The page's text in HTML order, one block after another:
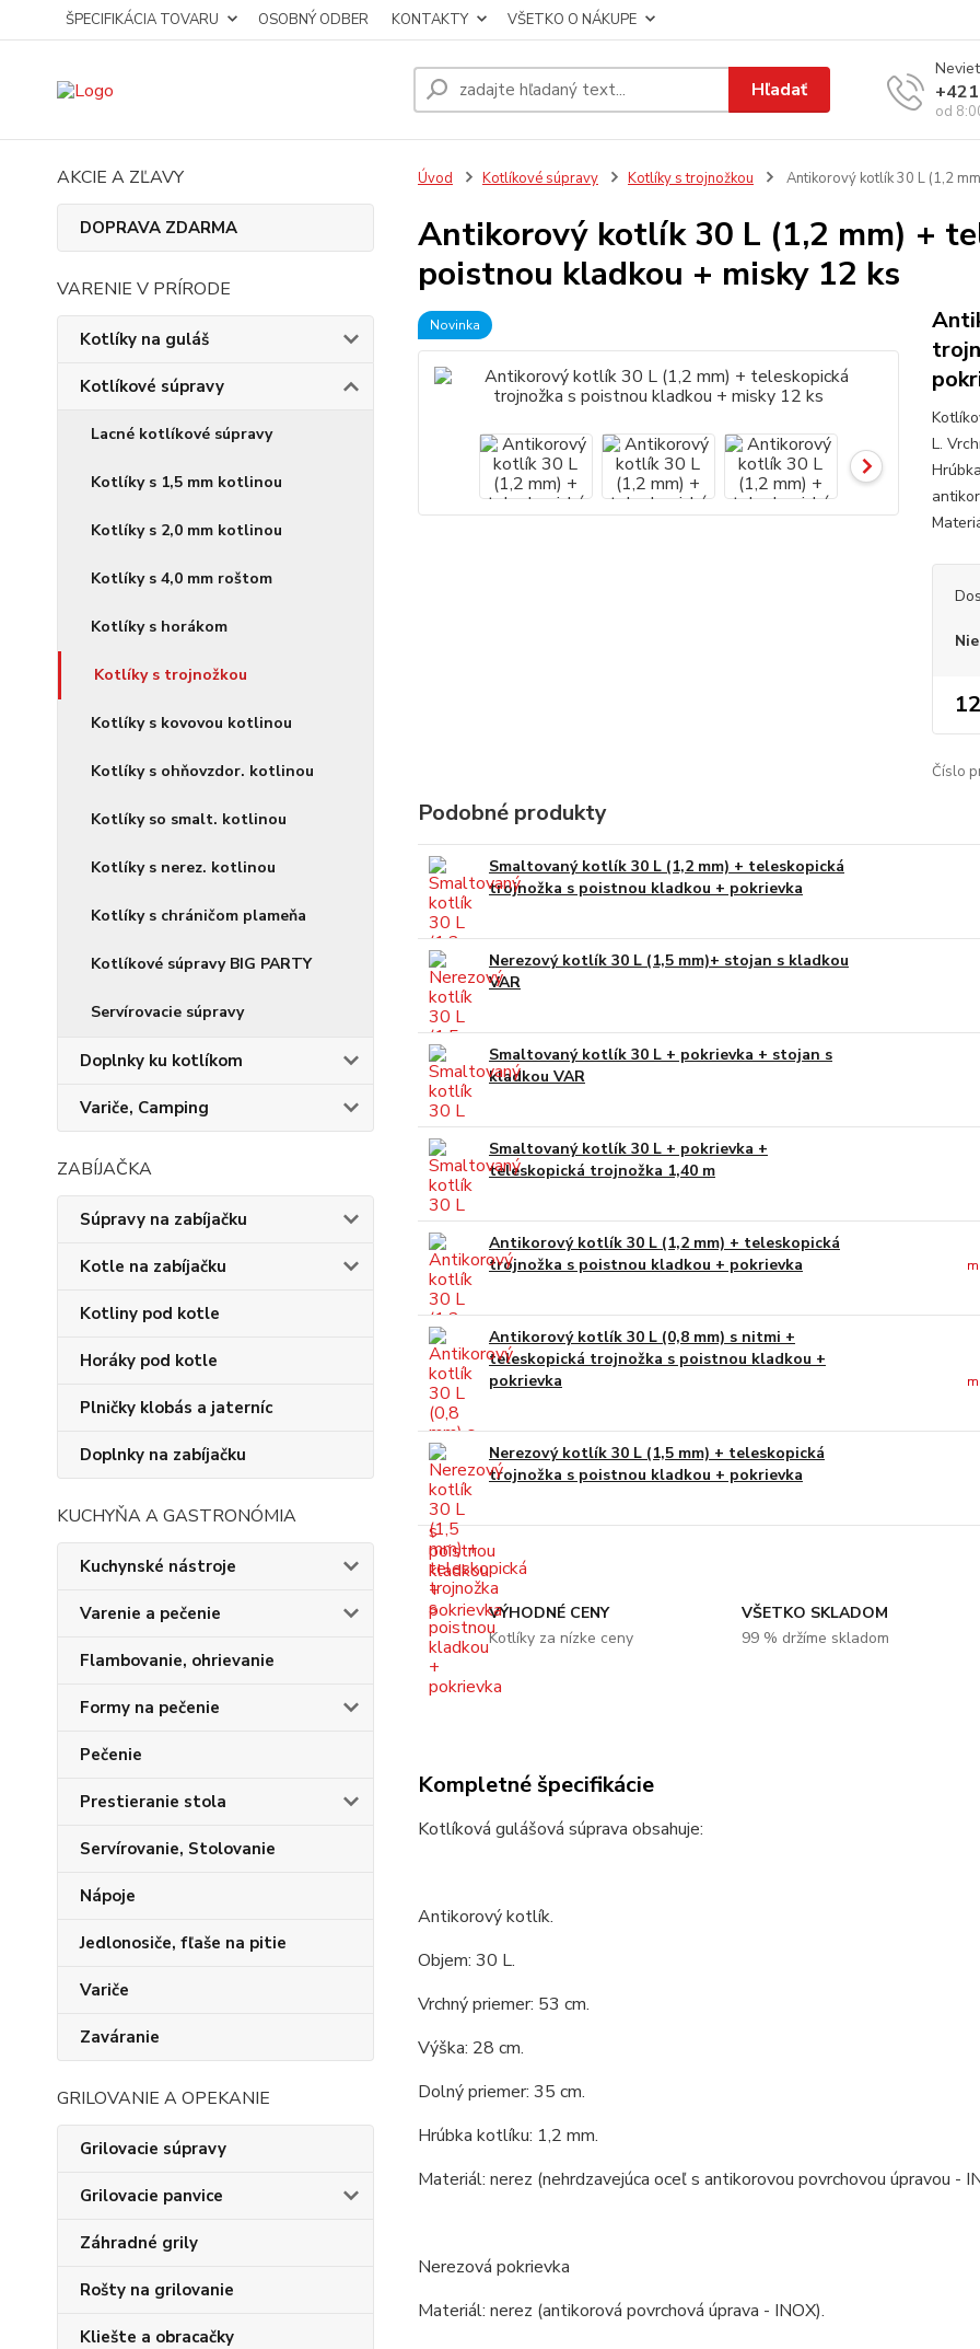
ŠPECIFIKÁCIA TOVARU OSOBNÝ ODBER KONTAKTY VŠETKO O NÁKUPE
Hľadať
od
AKCIE A ZĽAVY
DOPRAVA ZDARMA
VARENIE V PRÍRODE
Kotlíky na guláš
Kotlíkové súpravy
Lacné kotlíkové súpravy
Kotlíky s 1,5 mm kotlinou
Kotlíky s 2,0 mm kotlinou
Kotlíky s 4,0 mm roštom
Kotlíky s horákom
Kotlíky s trojnožkou
Kotlíky s kovovou kotlinou
Kotlíky s ohňovzdor. kotlinou
Kotlíky so smalt. kotlinou
Kotlíky s nerez. kotlinou
Kotlíky s chráničom plameňa
Kotlíkové súpravy BIG PARTY
Servírovacie súpravy
Doplnky ku kotlíkom
Variče, Camping
ZABÍJAČKA
Súpravy na zabíjačku
Kotle na zabíjačku
Kotliny pod kotle
Horáky pod kotle
Plničky klobás a jaterníc
Doplnky na zabíjačku
KUCHYŇA A GASTRONÓMIA
Kuchynské nástroje
Varenie a pečenie
Flambovanie, ohrievanie
Formy na pečenie
Pečenie
Prestieranie stola
Servírovanie, Stolovanie
Nápoje
Jedlonosiče, fľaše na pitie
Variče
Zaváranie
GRILOVANIE A OPEKANIE
Grilovacie súpravy
Grilovacie panvice
Záhradné grily
Rošty na grilovanie
Kliešte a obracačky
Úvod Kotlíkové súpravy Kotlíky s trojnožkou Antikorový kotlík 30 L (1,2
Antikorový kotlík 30 L (1,2 mm) +
poistnou kladkou + misky 12 ks
Novinka
L.
Číslo
Podobné produkty
Smaltovaný kotlík 30 L (1,2 mm) + teleskopická
trojnožka s poistnou kladkou + pokrievka
Nerezový kotlík 30 L (1,5 mm)+ stojan s kladkou
VAR
Smaltovaný kotlík 30 L + pokrievka + stojan s
kladkou VAR
Smaltovaný kotlík 30 L + pokrievka +
teleskopická trojnožka 1,40 m
Antikorový kotlík 30 L (1,2 mm) + teleskopická
trojnožka s poistnou kladkou + pokrievka
Antikorový kotlík 30 L (0,8 mm) s nitmi +
teleskopická trojnožka s poistnou kladkou +
pokrievka
Nerezový kotlík 30 L (1,5 mm) + teleskopická
trojnožka s poistnou kladkou + pokrievka
VÝHODNÉ CENY
Kotlíky za nízke ceny
VŠETKO SKLADOM
99 % držíme skladom
Kompletné špecifikácie
Kotlíková gulášová súprava obsahuje:
Antikorový kotlík.
Objem: 30 L.
Vrchný priemer: 53 cm.
Výška: 28 cm.
Dolný priemer: 35 cm.
Hrúbka kotlíku: 1,2 mm.
Materiál: nerez (nehrdzavejúca oceľ s antikorovou povrchovou úpravou -
Nerezová pokrievka
Materiál: nerez (antikorová povrchová úprava - INOX).